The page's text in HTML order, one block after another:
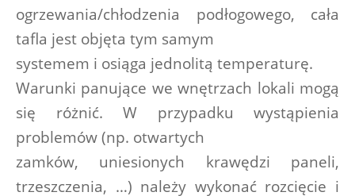
ogrzewania/chłodzenia podłogowego, cała
tafla jest objęta tym samym
systemem i osiąga jednolitą temperaturę.
Warunki panujące we wnętrzach lokali mogą
się różnić. W przypadku wystąpienia
problemów (np. otwartych
zamków, uniesionych krawędzi paneli,
trzeszczenia, …) należy wykonać rozcięcie i